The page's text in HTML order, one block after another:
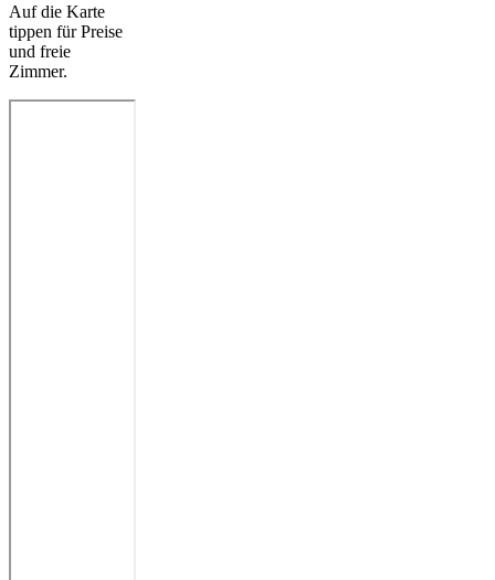
Auf die Karte
tippen für Preise
und freie
Zimmer.